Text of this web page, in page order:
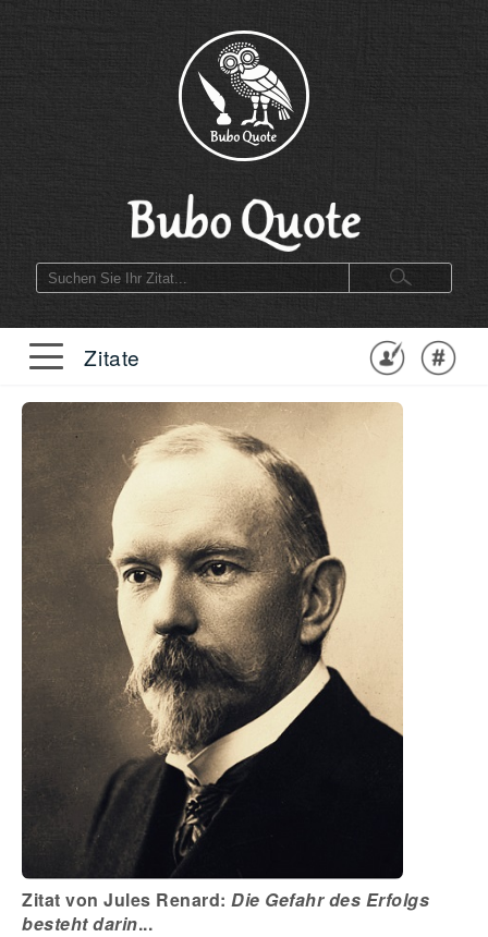
Zitate
Zitat von Jules Renard: Die Gefahr des Erfolgs
besteht darin...